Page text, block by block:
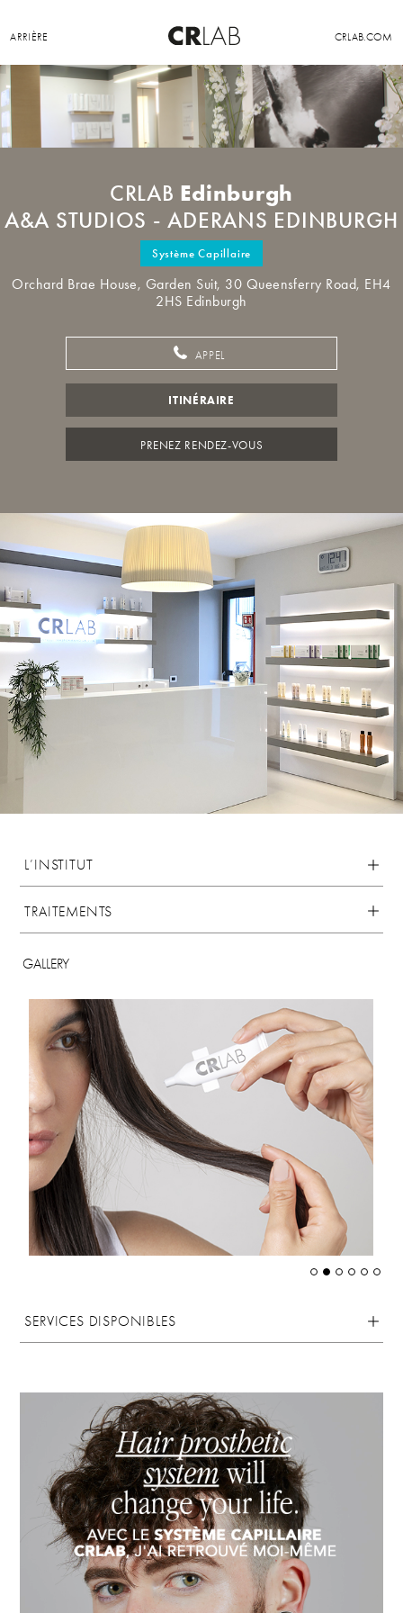
ARRIÈRE CRLAB.COM
CRLAB Edinburgh
A&A STUDIOS - ADERANS EDINBURGH
Système Capillaire
Orchard Brae House, Garden Suit, 30 Queensferry Road, EH4
2HS Edinburgh
APPEL
ITINÉRAIRE
PRENEZ RENDEZ-VOUS
L’INSTITUT
TRAITEMENTS
GALLERY
SERVICES DISPONIBLES